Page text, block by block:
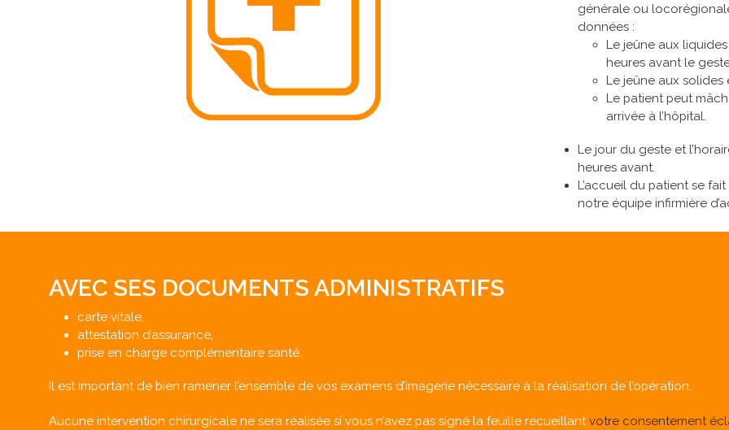
générale ou
données :
Le jeûne aux
heures avant le
Le jeûne aux solides
Le patient peut
arrivée à l’hôpital.
Le jour du geste et
heures avant.
L’accueil du patient se
notre équipe infirmière
AVEC SES DOCUMENTS ADMINISTRATIFS
carte vitale,
attestation d’assurance,
prise en charge complémentaire santé.
Il est important de bien ramener l’ensemble de vos examens d’imagerie nécessaire à la réalisation de l’opération.
Aucune intervention chirurgicale ne sera réalisée si vous n’avez pas signé la feuille recueillantvotre consentement